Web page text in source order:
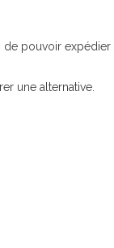
de pouvoir expédier
une alternative.